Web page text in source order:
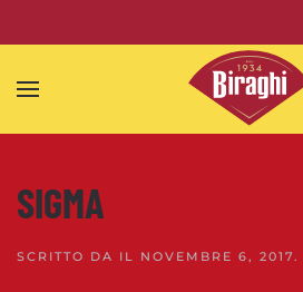
Skip to main content
SIGMA
SCRITTO DA IL NOVEMBRE 6, 2017.